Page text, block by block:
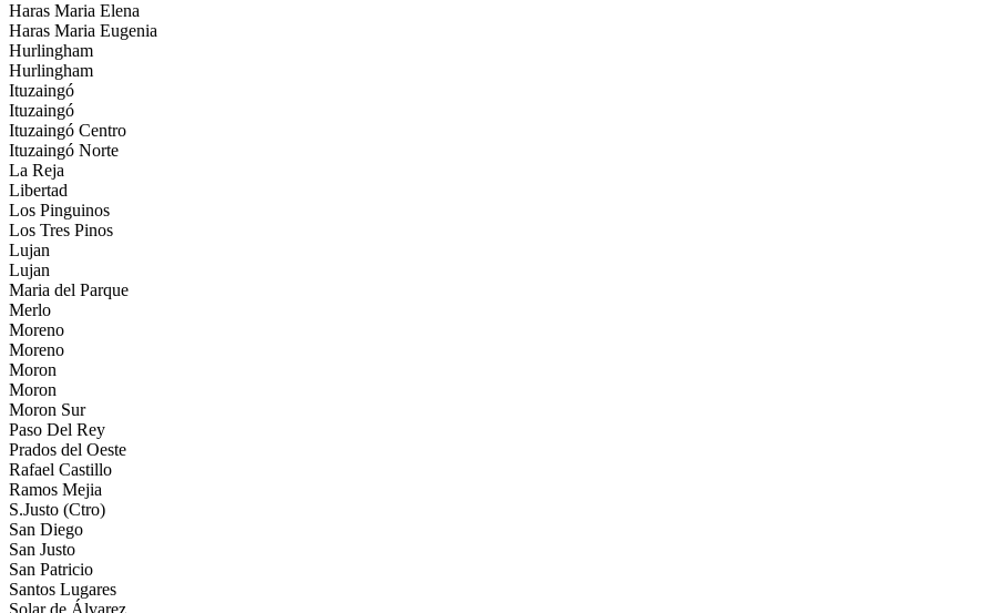
Haras Maria Elena
Haras Maria Eugenia
Hurlingham
Hurlingham
Ituzaingó
Ituzaingó
Ituzaingó Centro
Ituzaingó Norte
La Reja
Libertad
Los Pinguinos
Los Tres Pinos
Lujan
Lujan
Maria del Parque
Merlo
Moreno
Moreno
Moron
Moron
Moron Sur
Paso Del Rey
Prados del Oeste
Rafael Castillo
Ramos Mejia
S.Justo (Ctro)
San Diego
San Justo
San Patricio
Santos Lugares
Solar de Álvarez